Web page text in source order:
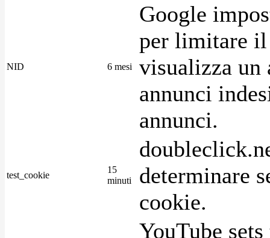
NID 6 mesi
Google
per limitare
visualizza un
annunci
annunci.
test_cookie
15
minuti
determinare
cookie.
YouTube